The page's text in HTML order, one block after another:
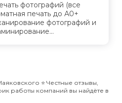
фотографий (все
печать до А0+
фотографий и
⭐️ Честные отзывы,
работы компаний вы найдёте в